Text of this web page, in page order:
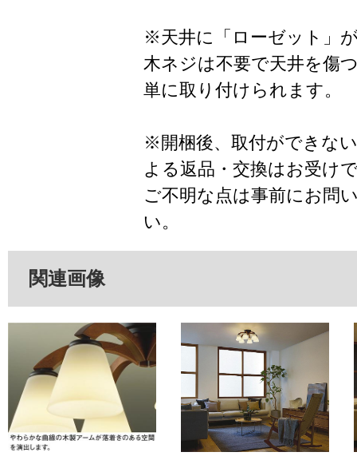
※天井に「ローゼット」
木ネジは不要で天井を傷
単に取り付けられます。
※開梱後、取付ができな
よる返品・交換はお受け
ご不明な点は事前にお問
い。
関連画像